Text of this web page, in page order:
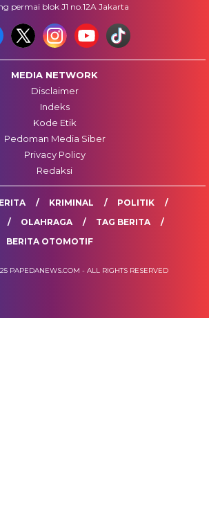
permai blok J1 no.12A Jakarta
MEDIA NETWORK
Disclaimer
Indeks
Kode Etik
Pedoman Media Siber
Privacy Policy
Redaksi
KRIMINAL
POLITIK
OLAHRAGA
TAG BERITA
BERITA OTOMOTIF
PAPEDANEWS.COM - ALL RIGHTS RESERVED